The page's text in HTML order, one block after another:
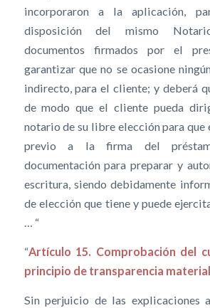
incorporaron a la aplicación,
disposición del mismo
documentos firmados por el
garantizar que no se ocasione
indirecto, para el cliente; y deberá
de modo que el cliente pueda
notario de su libre elección para que
previo a la firma del
documentación para preparar y
escritura, siendo debidamente
de elección que tiene y puede
… “
“Artículo 15. Comprobación del
principio de transparencia
Sin perjuicio de las explicaciones